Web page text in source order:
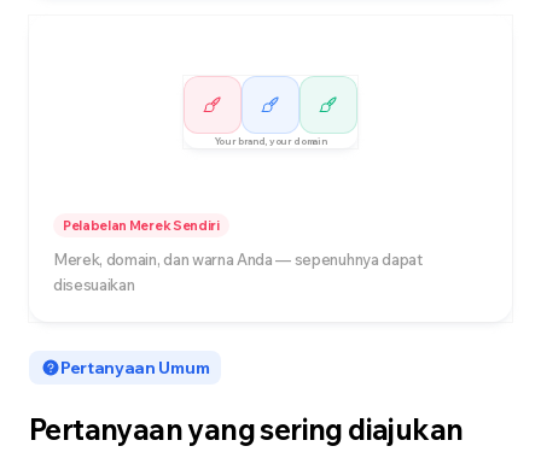
Your brand, your domain
Pelabelan Merek Sendiri
Merek, domain, dan warna Anda — sepenuhnya dapat
disesuaikan
Pertanyaan Umum
Pertanyaan yang sering diajukan